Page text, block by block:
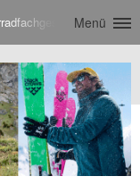
-
Menü